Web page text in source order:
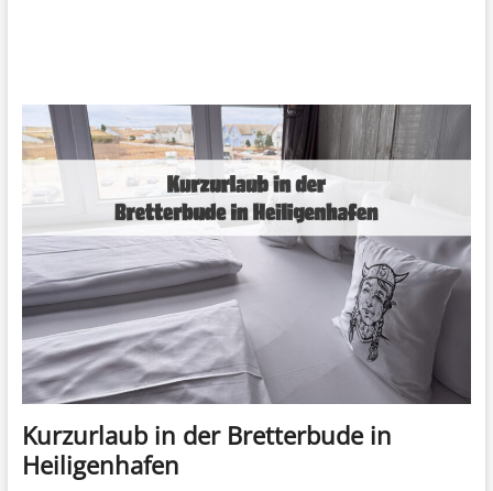
Kurzurlaub in der Bretterbude in
Heiligenhafen